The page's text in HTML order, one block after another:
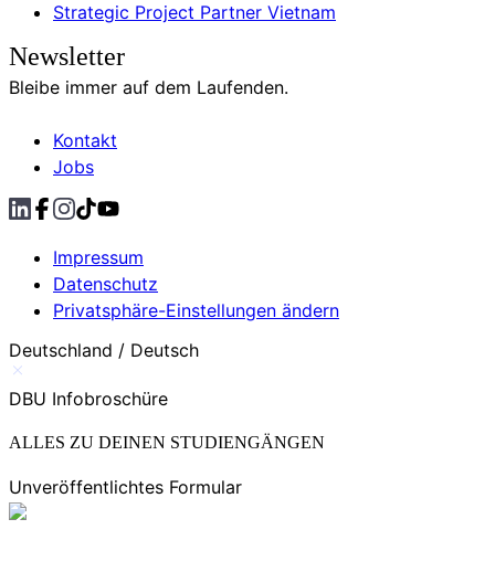
Strategic Project Partner Vietnam
Newsletter
Bleibe immer auf dem Laufenden.
Kontakt
Jobs
Impressum
Datenschutz
Privatsphäre-Einstellungen ändern
Deutschland / Deutsch
DBU Infobroschüre
ALLES ZU DEINEN STUDIENGÄNGEN
Unveröffentlichtes Formular